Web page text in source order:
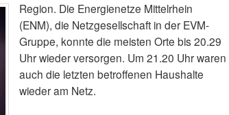
Region. Die Energienetze Mittelrhein
(ENM), die Netzgesellschaft in der EVM-
Gruppe, konnte die meisten Orte bis 20.29
Uhr wieder versorgen. Um 21.20 Uhr waren
auch die letzten betroffenen Haushalte
wieder am Netz.